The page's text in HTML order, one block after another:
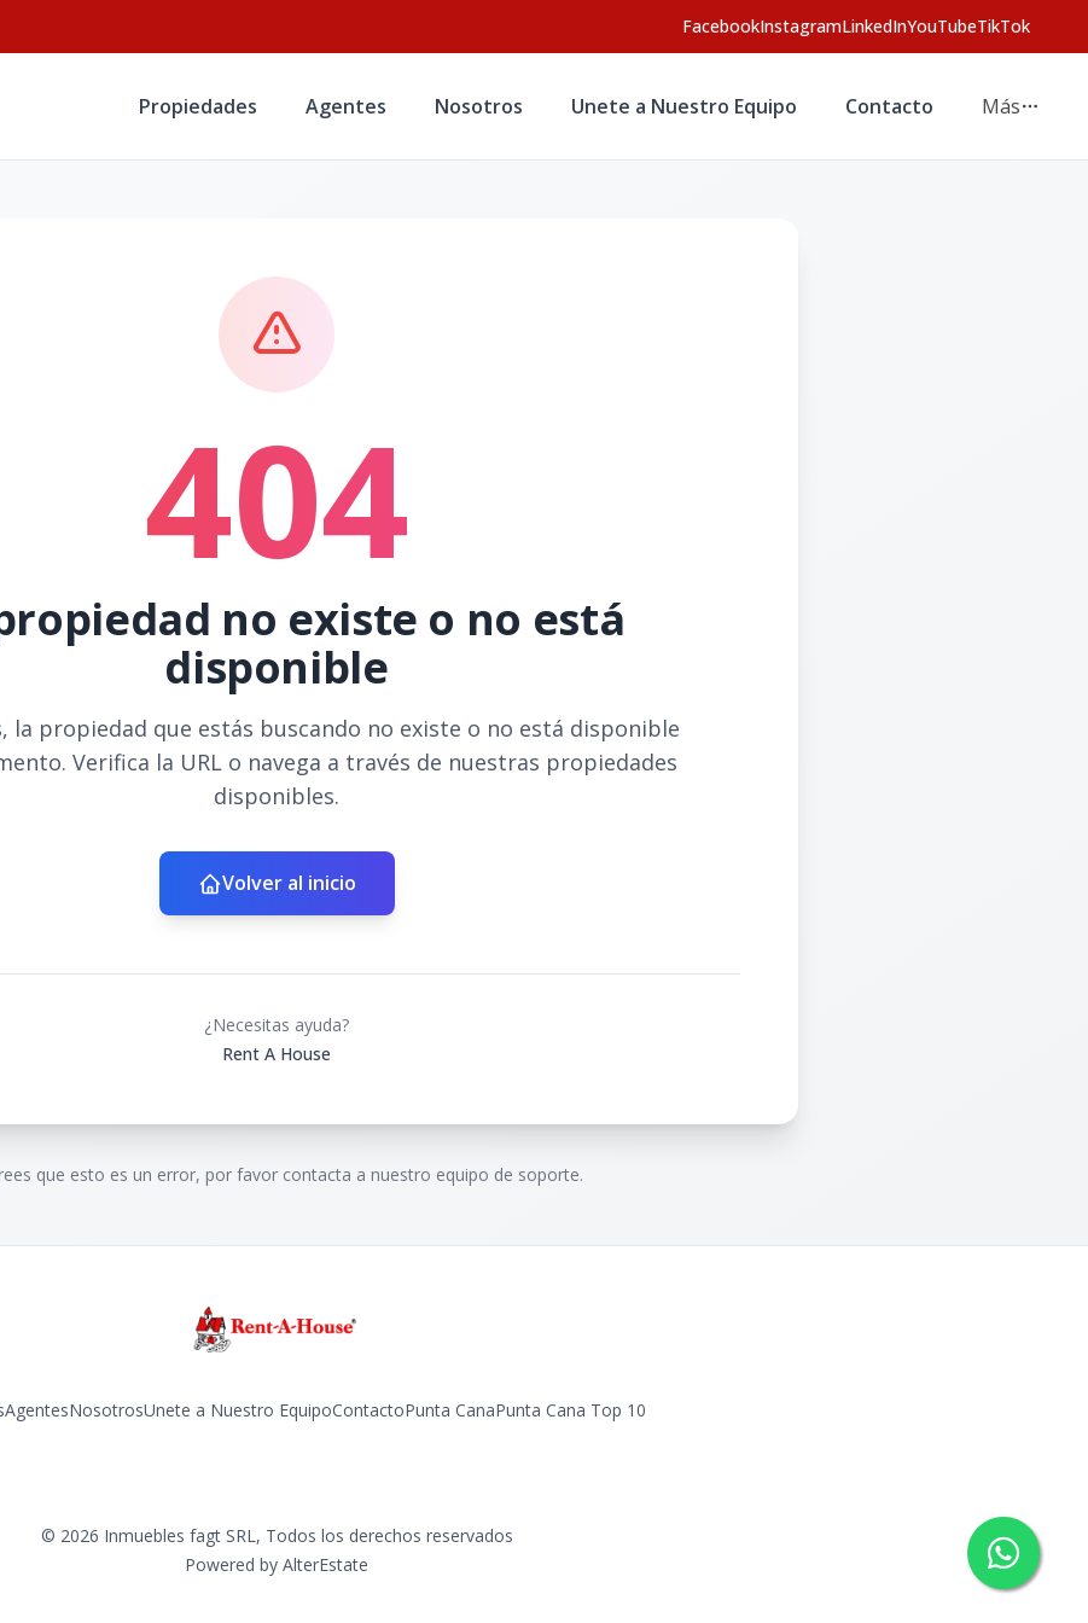
FacebookInstagramLinkedInYouTubeTikTok
Propiedades Agentes Nosotros Unete a Nuestro Equipo Contacto Más
404
no existe o no está
disponible
la propiedad que estás buscando no existe o no está disponible
Verifica la URL o navega a través de nuestras propiedades
disponibles.
Volver al inicio
¿Necesitas ayuda?
Rent A House
que esto es un error, por favor contacta a nuestro equipo de soporte.
AgentesNosotrosUnete a Nuestro EquipoContactoPunta CanaPunta Cana Top 10
© 2026 Inmuebles fagt SRL, Todos los derechos reservados
Powered by AlterEstate